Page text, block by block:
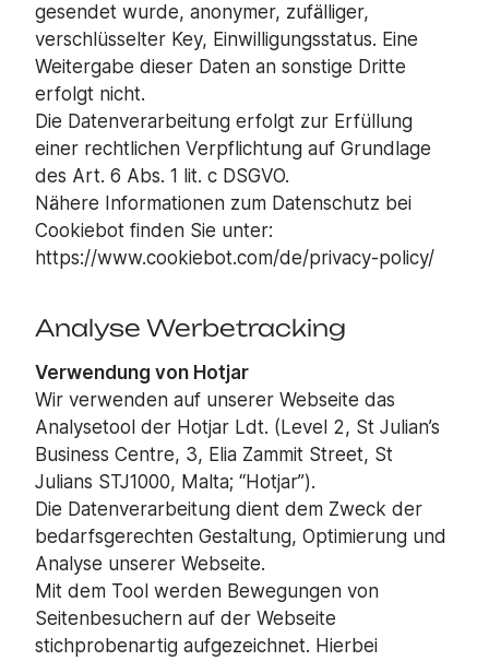
gesendet wurde, anonymer, zufälliger,
verschlüsselter Key, Einwilligungsstatus. Eine
Weitergabe dieser Daten an sonstige Dritte
erfolgt nicht.
Die Datenverarbeitung erfolgt zur Erfüllung
einer rechtlichen Verpflichtung auf Grundlage
des Art. 6 Abs. 1 lit. c DSGVO.
Nähere Informationen zum Datenschutz bei
Cookiebot finden Sie unter:
https://www.cookiebot.com/de/privacy-policy/
Analyse Werbetracking
Verwendung von Hotjar
Wir verwenden auf unserer Webseite das
Analysetool der Hotjar Ldt. (Level 2, St Julian’s
Business Centre, 3, Elia Zammit Street, St
Julians STJ1000, Malta; “Hotjar”).
Die Datenverarbeitung dient dem Zweck der
bedarfsgerechten Gestaltung, Optimierung und
Analyse unserer Webseite.
Mit dem Tool werden Bewegungen von
Seitenbesuchern auf der Webseite
stichprobenartig aufgezeichnet. Hierbei